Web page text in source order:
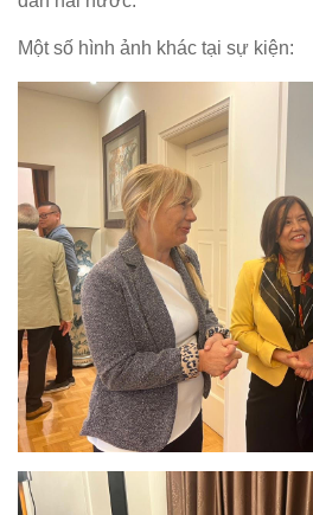
Một số hình ảnh khác tại sự kiện: